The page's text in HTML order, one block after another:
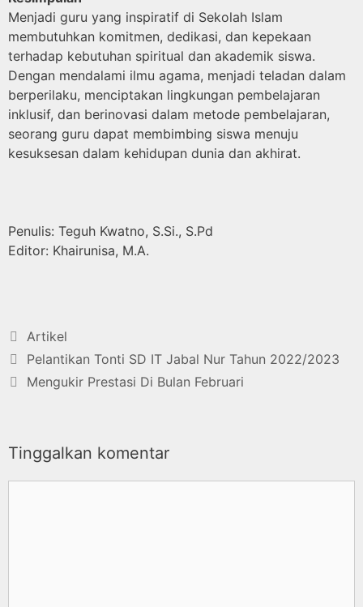
Menjadi guru yang inspiratif di Sekolah Islam
membutuhkan komitmen, dedikasi, dan kepekaan
terhadap kebutuhan spiritual dan akademik siswa.
Dengan mendalami ilmu agama, menjadi teladan dalam
berperilaku, menciptakan lingkungan pembelajaran
inklusif, dan berinovasi dalam metode pembelajaran,
seorang guru dapat membimbing siswa menuju
kesuksesan dalam kehidupan dunia dan akhirat.
Penulis: Teguh Kwatno, S.Si., S.Pd
Editor: Khairunisa, M.A.
Artikel
Pelantikan Tonti SD IT Jabal Nur Tahun 2022/2023
Mengukir Prestasi Di Bulan Februari
Tinggalkan komentar